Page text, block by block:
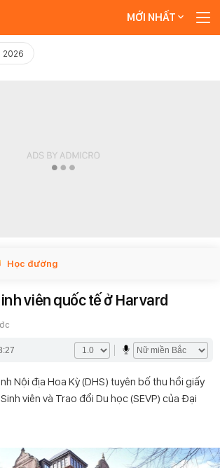
MỚI NHẤT
2026
Học đường
viên quốc tế ở Harvard
Nội địa Hoa Kỳ (DHS) tuyên bố thu hồi giấy
viên và Trao đổi Du học (SEVP) của Đại